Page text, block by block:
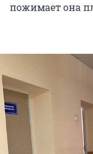
пожимает она